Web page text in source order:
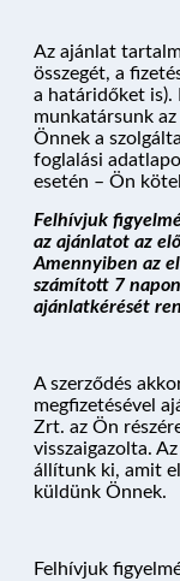
Az ajánlat
összegét, a
a határidőket is).
munkatársunk
Önnek a
foglalási
esetén – Ön
Felhívjuk
az ajánlatot az
Amennyiben az
számított 7
ajánlatkérését
A szerződés
megfizetésével
Zrt. az Ön
visszaigazolta.
állítunk ki, amit
küldünk Önnek.
Felhívjuk